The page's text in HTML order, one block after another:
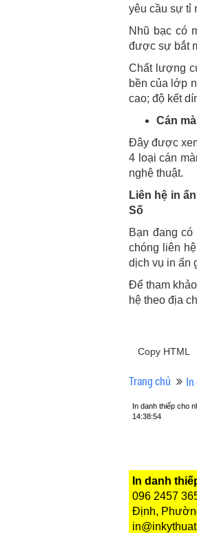
yêu cầu sự tỉ
Nhũ bạc có
được sự bắt
Chất lượng
bền của lớp
cao; độ kết
Cán
Đây được
4 loại cán
nghệ thuật.
Liên hệ in
Số
Bạn đang
chóng liên
dịch vụ in ấn
Để tham
hệ theo địa
Copy HTML
Trang chủ
In danh thiếp cho
14:38:54
In danh
096 2457
Định,